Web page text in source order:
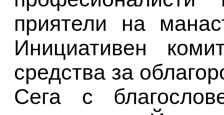
приятели на
Инициативен
средства за
Сега с